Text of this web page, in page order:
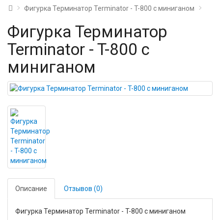
Фигурка Терминатор Terminator - T-800 с миниганом
Фигурка Терминатор
Terminator - T-800 с
миниганом
Описание Отзывов (0)
Фигурка Терминатор Terminator - T-800 с миниганом